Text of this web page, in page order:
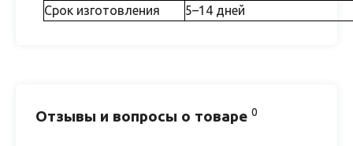
Срок изготовления 5–14 дней
Отзывы и вопросы о товаре 0